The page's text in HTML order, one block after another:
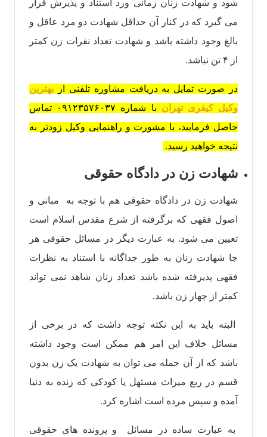
شود و شهادت زنان زمانی ورد استناد و پذیرش قرار
می گیرد که در کنار آن حداقل شهادت دو مرد عاقل و
بالغ وجود داشته باشد و شهادت تعداد نفرات زن کمتر
از ۴ تن نباشد.
در صورت تمایل به دریافت مشاوره تلفنی از
بهترین
وکیل کیفری تهران
با شماره ۰۹۱۲۳۵۷۶۰۳۷ تماس
حاصل فرمایید، با مشورت و راهنمایی وکیل زودتر به
نتیجه خواهید رسید.
شهادت زن در دادگاه حقوقی
شهادت زن در دادگاه حقوقی هم با توجه به مبانی و
اصول فقهی که برگرفته از شرع مقدس اسلام است
تعیین می شود. به عبارت دیگر در مسائل حقوقی هر
جا شهادت زنان به طور جداگانه با استناد به نظرات
فقهی پذیرفته شده باشد تعداد زنان شاهد نمی تواند
کمتر از چهار زن باشد.
البته باید به این نکته توجه داشت که در برخی از
مسائل خلاف این امر هم ممکن است وجود داشته
باشد که از آن جمله می توان به شهادت یک زن بدون
قسم در ربع میراث مستهل یا کودکی که زنده به دنیا
آمده و سپس مرده است اشاره کرد.
به عبارت ساده در مسائل و پرونده های حقوقی